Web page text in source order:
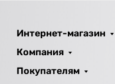
Интернет-магазин
Компания
Покупателям